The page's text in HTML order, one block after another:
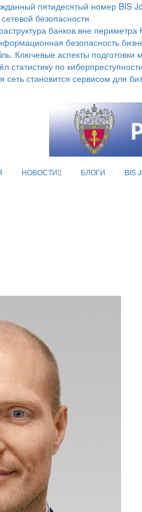
пятидесятый номер BIS
безопасности
банков вне периметра
безопасность
Ключевые аспекты подготовки
статистику по
сеть становится сервисом для
НОВОСТИ БЛОГИ BIS